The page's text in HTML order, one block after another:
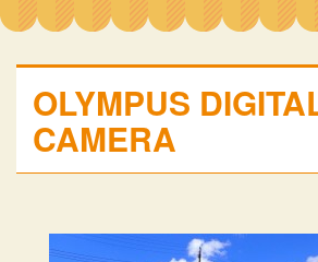
OLYMPUS
CAMERA